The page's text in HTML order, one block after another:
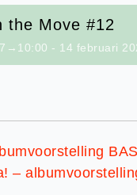
the Move #12
- 14 februari
–